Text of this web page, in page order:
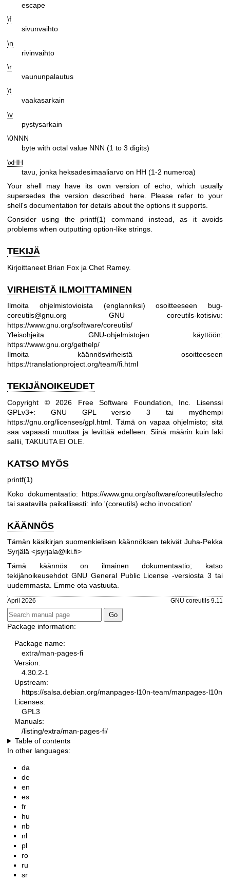
escape
\f
sivunvaihto
\n
rivinvaihto
\r
vaununpalautus
\t
vaakasarkain
\v
pystysarkain
\0NNN
byte with octal value NNN (1 to 3 digits)
\xHH
tavu, jonka heksadesimaaliarvo on HH (1-2 numeroa)
Your shell may have its own version of echo, which usually
supersedes the version described here. Please refer to your
shell's documentation for details about the options it supports.
Consider using the printf(1) command instead, as it avoids
problems when outputting option-like strings.
TEKIJÄ
Kirjoittaneet Brian Fox ja Chet Ramey.
VIRHEISTÄ ILMOITTAMINEN
Ilmoita ohjelmistovioista (englanniksi) osoitteeseen bug-
coreutils@gnu.org GNU coreutils-kotisivu:
https://www.gnu.org/software/coreutils/
Yleisohjeita GNU-ohjelmistojen käyttöön:
https://www.gnu.org/gethelp/
Ilmoita käännösvirheistä osoitteeseen
https://translationproject.org/team/fi.html
TEKIJÄNOIKEUDET
Copyright © 2026 Free Software Foundation, Inc. Lisenssi
GPLv3+: GNU GPL versio 3 tai myöhempi
https://gnu.org/licenses/gpl.html
Tämä on vapaa ohjelmisto; sitä
saa vapaasti muuttaa ja levittää edelleen. Siinä määrin kuin laki
sallii, TAKUUTA EI OLE.
KATSO MYÖS
printf(1)
Koko dokumentaatio: https://www.gnu.org/software/coreutils/echo
tai saatavilla paikallisesti: info '(coreutils) echo invocation'
KÄÄNNÖS
Tämän käsikirjan suomenkielisen käännöksen tekivät Juha-Pekka
Syrjälä <jsyrjala@iki.fi>
Tämä käännös on ilmainen dokumentaatio; katso
tekijänoikeusehdot GNU General Public License -versiosta 3 tai
uudemmasta. Emme ota vastuuta.
April 2026 GNU coreutils 9.11
Package information:
Package name:
extra/man-pages-fi
Version:
4.30.2-1
Upstream:
https://salsa.debian.org/manpages-l10n-team/manpages-l10n
Licenses:
GPL3
Manuals:
/listing/extra/man-pages-fi/
Table of contents
In other languages:
da
de
en
es
fr
hu
nb
nl
pl
ro
ru
sr